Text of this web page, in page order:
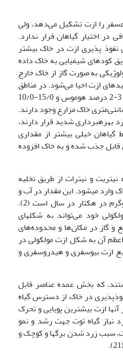
79 درصد اتمسفر را ازت تشکیل می‌دهد، ولی
در اختیار گیاهان قرار ندارد.
پذیری ازت در خاک بیشتر
از طریق کودهای شیمیایی به خاک داده
به صورت گاز از خاک خارج
ازت احیا می‌شود. در مناطق
معتدله، با توجه به نوع خاک 3-2 درصد هوموس و 15/0-10/0
خاک مزارع وجود دارند.
بهره­برداری شدید قرار دارند،
خیلی بیشتر از مقداری
جذب شده و به خاک افزوده
نیتریت و نیترات از طریق تخلیه
وارد می­شود. این مقدار در آب و
هوای معتدله برابر یک کیلوگرم در هکتار در سال است (2).
خود می‌تواند به شکلهای
و گاز در مکان‌ها و محدوده‌های
آن به شکل ازت مولکولی در
ازت بیوسفری و هیدروسفری و
که بخش عمده عناصر قابل
در خاک از دسترس گیاه
ازت بیشترین پویایی و تحرک
نیاز گیاه توت جهت رشد و نمو
سبب زرد شدن برگها و کوچک و